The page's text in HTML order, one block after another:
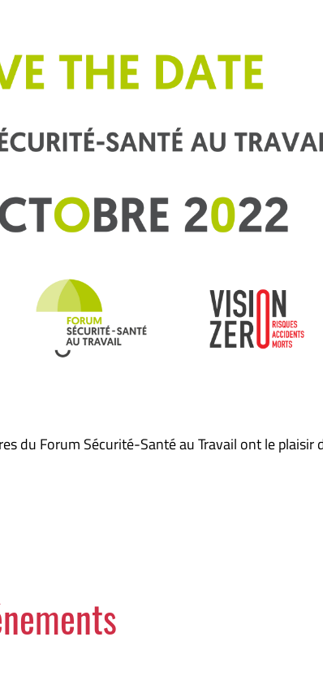
du Forum Sécurité-Santé au Travail ont le